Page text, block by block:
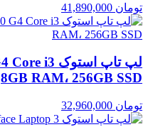
تومان
8GB RAM، 256GB SSD
تومان